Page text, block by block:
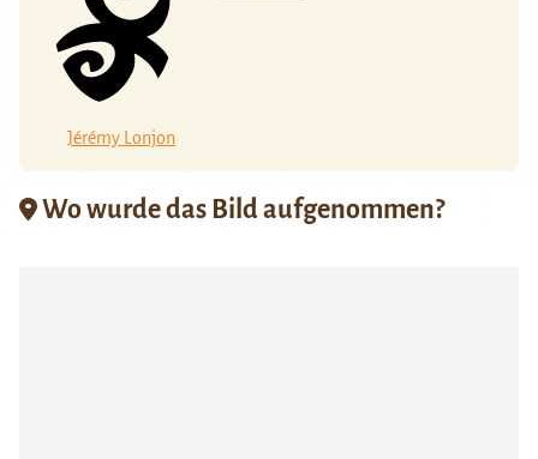
Jérémy Lonjon
Wo wurde das Bild aufgenommen?